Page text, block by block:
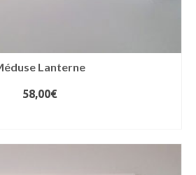
Lanterne
58,00€